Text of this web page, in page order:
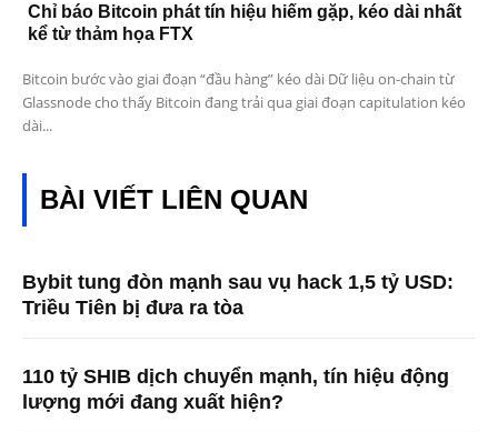
Chỉ báo Bitcoin phát tín hiệu hiếm gặp, kéo dài nhất
kể từ thảm họa FTX
Bitcoin bước vào giai đoạn “đầu hàng” kéo dài Dữ liệu on-chain từ
Glassnode cho thấy Bitcoin đang trải qua giai đoạn capitulation kéo
dài...
BÀI VIẾT LIÊN QUAN
Bybit tung đòn mạnh sau vụ hack 1,5 tỷ USD:
Triều Tiên bị đưa ra tòa
110 tỷ SHIB dịch chuyển mạnh, tín hiệu động
lượng mới đang xuất hiện?